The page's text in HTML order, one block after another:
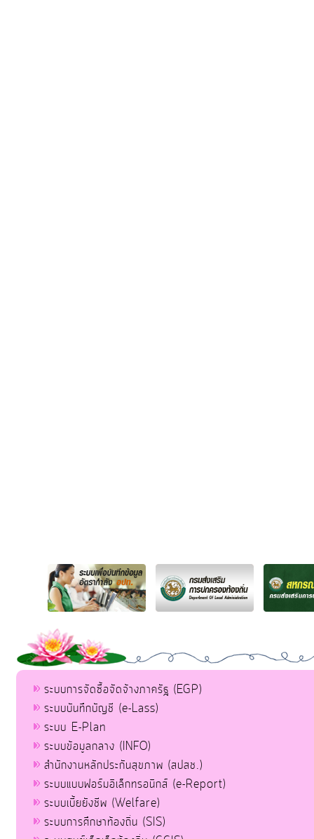
ระบบการจัดซื้อจัดจ้างภาครัฐ (EGP)
ระบบบันทึกบัญชี (e-Lass)
ระบบ E-Plan
ระบบข้อมูลกลาง (INFO)
สำนักงานหลักประกันสุขภาพ (สปสช.)
ระบบแบบฟอร์มอิเล็กทรอนิกส์ (e-Report)
ระบบเบี้ยยังชีพ (Welfare)
ระบบการศึกษาท้องถิ่น (SIS)